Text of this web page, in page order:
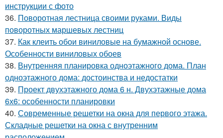
инструкции с фото
36. Поворотная лестница своими руками. Виды
поворотных маршевых лестниц
37. Как клеить обои виниловые на бумажной основе.
Особенности виниловых обоев
38. Внутренняя планировка одноэтажного дома. План
одноэтажного дома: достоинства и недостатки
39. Проект двухэтажного дома 6 н. Двухэтажные дома
6х6: особенности планировки
40. Современные решетки на окна для первого этажа.
Складные решетки на окна с внутренним